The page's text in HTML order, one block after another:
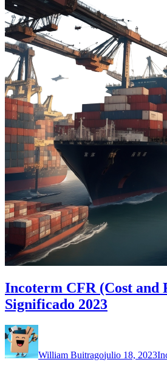
Incoterm CFR (Cost and
Significado 2023
William Buitragojulio 18, 2023